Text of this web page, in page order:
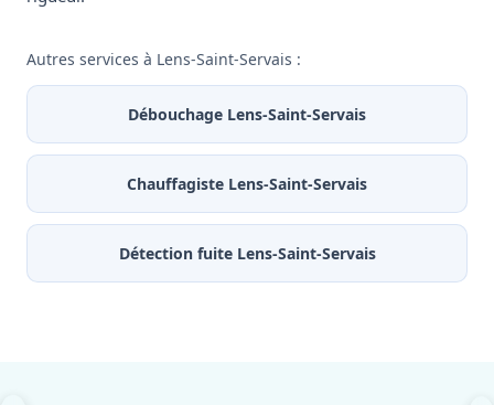
Autres services à Lens-Saint-Servais :
Débouchage Lens-Saint-Servais
Chauffagiste Lens-Saint-Servais
Détection fuite Lens-Saint-Servais